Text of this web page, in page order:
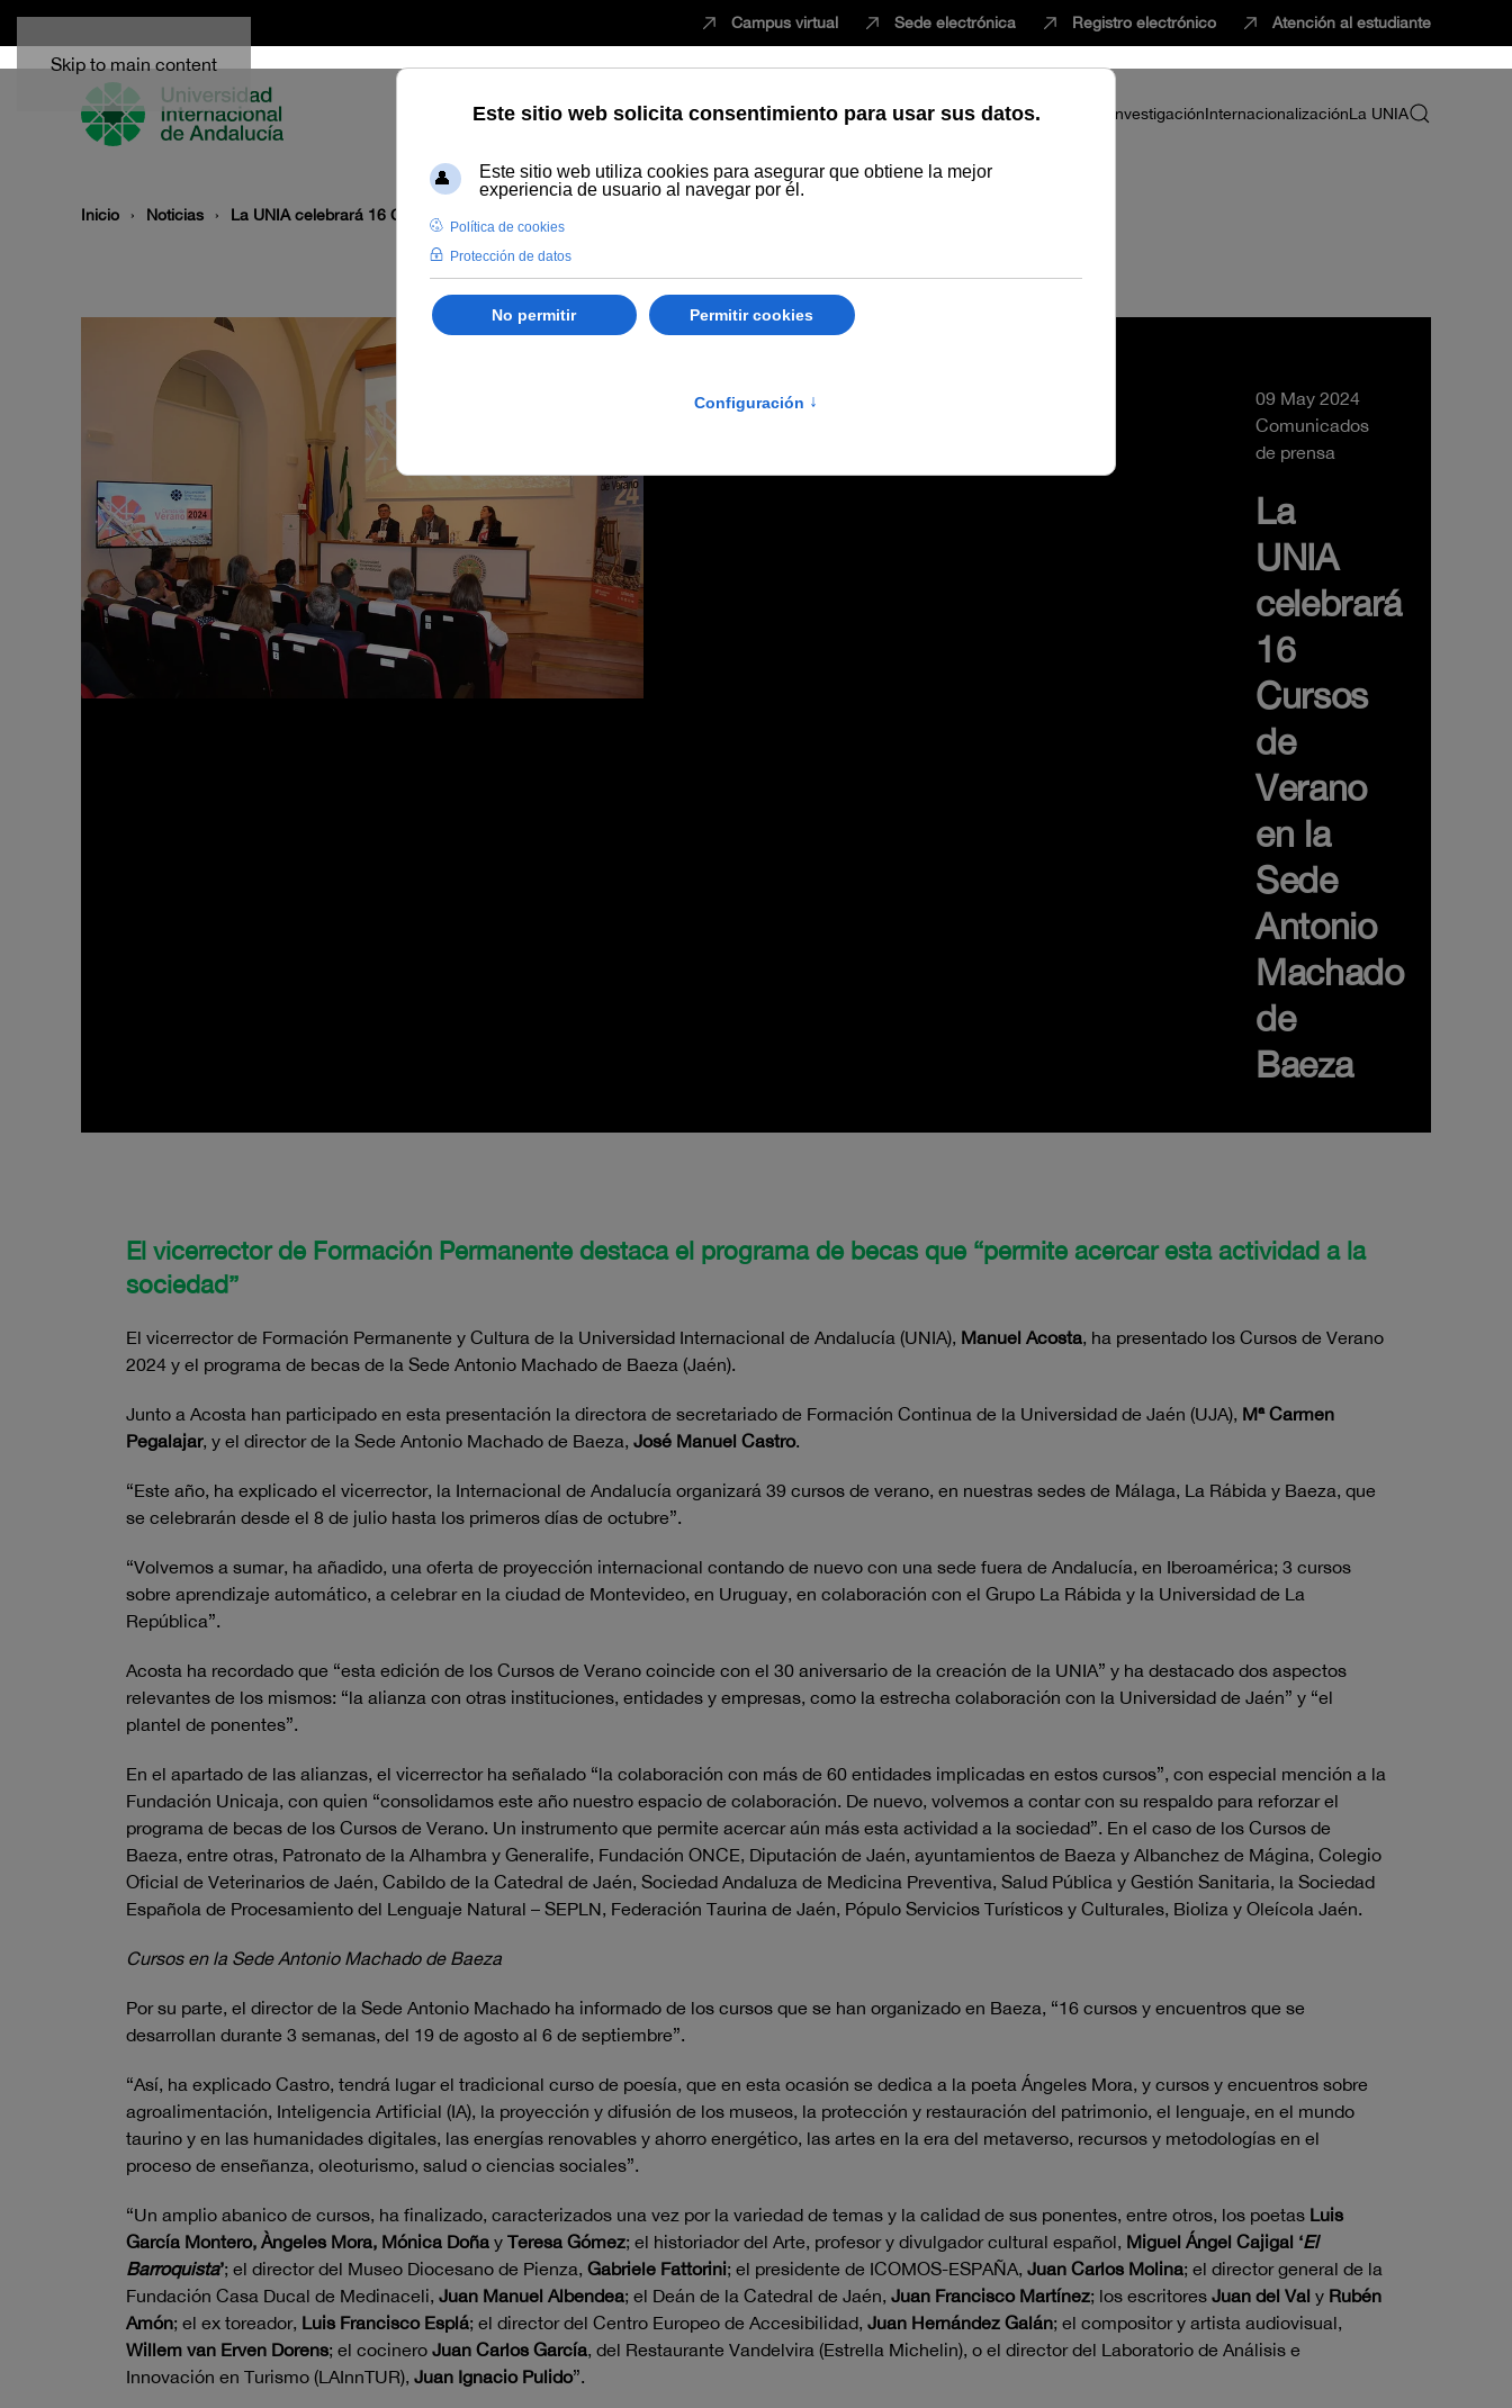
Skip to main content
Campus virtual Sede electrónica Registro electrónico Atención al estudiante
EstudiarInnovaciónVida universitariaProfesorado InvestigaciónInternacionalizaciónLa UNIA
Inicio Noticias La UNIA celebrará 16 Cursos de Verano en la Sede Antonio Machado de Baeza
09 May 2024
Comunicados
de prensa
La
UNIA
celebrará
16
Cursos
de
Verano
en la
Sede
Antonio
Machado
de
Baeza
El vicerrector de Formación Permanente destaca el programa de becas que “permite acercar esta actividad a la
sociedad”
El vicerrector de Formación Permanente y Cultura de la Universidad Internacional de Andalucía (UNIA), Manuel Acosta, ha presentado los Cursos de Verano
2024 y el programa de becas de la Sede Antonio Machado de Baeza (Jaén).
Junto a Acosta han participado en esta presentación la directora de secretariado de Formación Continua de la Universidad de Jaén (UJA), Mª Carmen
Pegalajar, y el director de la Sede Antonio Machado de Baeza, José Manuel Castro.
“Este año, ha explicado el vicerrector, la Internacional de Andalucía organizará 39 cursos de verano, en nuestras sedes de Málaga, La Rábida y Baeza, que
se celebrarán desde el 8 de julio hasta los primeros días de octubre”.
“Volvemos a sumar, ha añadido, una oferta de proyección internacional contando de nuevo con una sede fuera de Andalucía, en Iberoamérica; 3 cursos
sobre aprendizaje automático, a celebrar en la ciudad de Montevideo, en Uruguay, en colaboración con el Grupo La Rábida y la Universidad de La
República”.
Acosta ha recordado que “esta edición de los Cursos de Verano coincide con el 30 aniversario de la creación de la UNIA” y ha destacado dos aspectos
relevantes de los mismos: “la alianza con otras instituciones, entidades y empresas, como la estrecha colaboración con la Universidad de Jaén” y “el
plantel de ponentes”.
En el apartado de las alianzas, el vicerrector ha señalado “la colaboración con más de 60 entidades implicadas en estos cursos”, con especial mención a la
Fundación Unicaja, con quien “consolidamos este año nuestro espacio de colaboración. De nuevo, volvemos a contar con su respaldo para reforzar el
programa de becas de los Cursos de Verano. Un instrumento que permite acercar aún más esta actividad a la sociedad”. En el caso de los Cursos de
Baeza, entre otras, Patronato de la Alhambra y Generalife, Fundación ONCE, Diputación de Jaén, ayuntamientos de Baeza y Albanchez de Mágina, Colegio
Oficial de Veterinarios de Jaén, Cabildo de la Catedral de Jaén, Sociedad Andaluza de Medicina Preventiva, Salud Pública y Gestión Sanitaria, la Sociedad
Española de Procesamiento del Lenguaje Natural – SEPLN, Federación Taurina de Jaén, Pópulo Servicios Turísticos y Culturales, Bioliza y Oleícola Jaén.
Cursos en la Sede Antonio Machado de Baeza
Por su parte, el director de la Sede Antonio Machado ha informado de los cursos que se han organizado en Baeza, “16 cursos y encuentros que se
desarrollan durante 3 semanas, del 19 de agosto al 6 de septiembre”.
“Así, ha explicado Castro, tendrá lugar el tradicional curso de poesía, que en esta ocasión se dedica a la poeta Ángeles Mora, y cursos y encuentros sobre
agroalimentación, Inteligencia Artificial (IA), la proyección y difusión de los museos, la protección y restauración del patrimonio, el lenguaje, en el mundo
taurino y en las humanidades digitales, las energías renovables y ahorro energético, las artes en la era del metaverso, recursos y metodologías en el
proceso de enseñanza, oleoturismo, salud o ciencias sociales”.
“Un amplio abanico de cursos, ha finalizado, caracterizados una vez por la variedad de temas y la calidad de sus ponentes, entre otros, los poetas Luis
García Montero, Àngeles Mora, Mónica Doña y Teresa Gómez; el historiador del Arte, profesor y divulgador cultural español, Miguel Ángel Cajigal ‘El
Barroquista’; el director del Museo Diocesano de Pienza, Gabriele Fattorini; el presidente de ICOMOS-ESPAÑA, Juan Carlos Molina; el director general de la
Fundación Casa Ducal de Medinaceli, Juan Manuel Albendea; el Deán de la Catedral de Jaén, Juan Francisco Martínez; los escritores Juan del Val y Rubén
Amón; el ex toreador, Luis Francisco Esplá; el director del Centro Europeo de Accesibilidad, Juan Hernández Galán; el compositor y artista audiovisual,
Willem van Erven Dorens; el cocinero Juan Carlos García, del Restaurante Vandelvira (Estrella Michelin), o el director del Laboratorio de Análisis e
Innovación en Turismo (LAInnTUR), Juan Ignacio Pulido”.